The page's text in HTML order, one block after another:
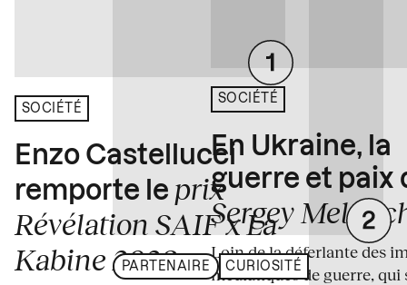
SOCIÉTÉ
Enzo Castellucci
remporte le prix
Révélation SAIF x La
Kabine 2026
PARTENAIRE CURIOSITÉ
SOCIÉTÉ
En Ukraine, la
guerre et paix
Sergey
Loin de la déferlante des
médiatiques de guerre, qui